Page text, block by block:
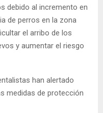
debido al incremento en
de perros en la zona
el arribo de los
y aumentar el riesgo
han alertado
medidas de protección